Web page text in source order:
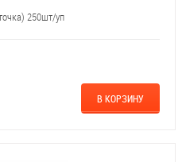
250шт/уп
В КОРЗИНУ